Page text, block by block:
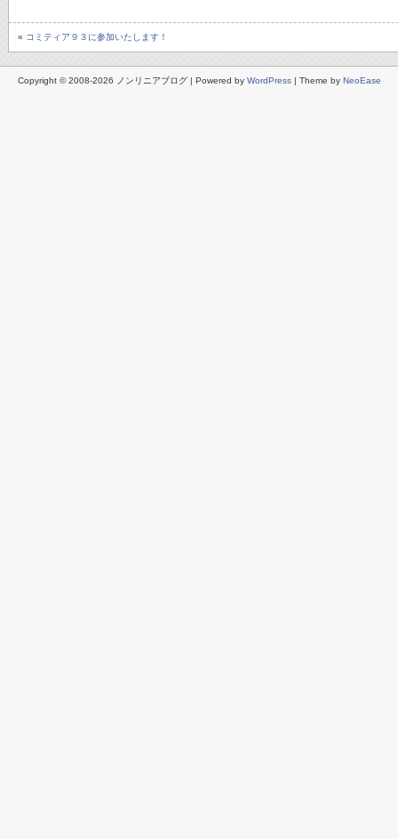
« コミティア９３に参加いたします！
Copyright © 2008-2026 ノンリニアブログ | Powered by WordPress | Theme by NeoEase